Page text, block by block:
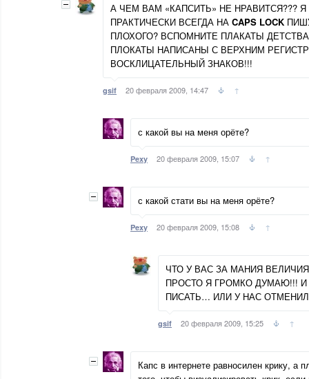
А ЧЕМ ВАМ «КАПСИТЬ» НЕ НРАВИТСЯ???
ПРАКТИЧЕСКИ ВСЕГДА НА CAPS LOCK
ПЛОХОГО? ВСПОМНИТЕ ПЛАКАТЫ
ПЛОКАТЫ НАПИСАНЫ С ВЕРХНИМ
ВОСКЛИЦАТЕЛЬНЫЙ ЗНАКОВ!!!
gsif 20 февраля 2009, 14:47 ↑
с какой вы на меня орёте?
Pexy 20 февраля 2009, 15:07 ↑
с какой стати вы на меня орёте?
Pexy 20 февраля 2009, 15:08 ↑
ЧТО У ВАС ЗА МАНИЯ
ПРОСТО Я ГРОМКО ДУМАЮ!!!
ПИСАТЬ… ИЛИ У НАС
gsif 20 февраля 2009, 15:25 ↑
Капс в интернете равносилен крику, а